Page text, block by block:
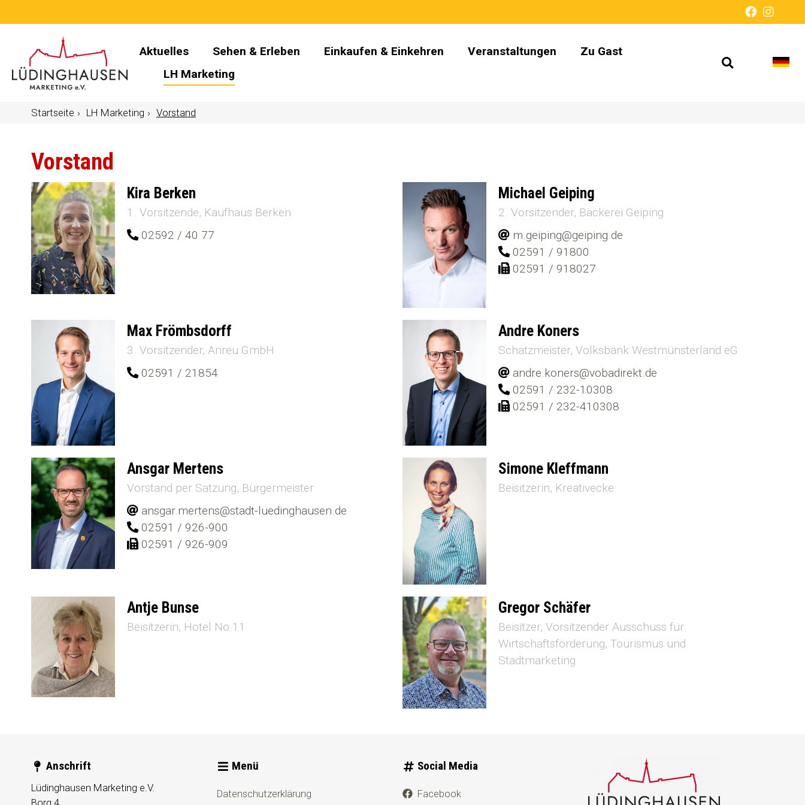
Suche
Aktuelles Sehen & Erleben Einkaufen & Einkehren Veranstaltungen
Zu Gast
LH Marketing
Startseite LH Marketing Vorstand
Vorstand
Kira Berken
1. Vorsitzende Kaufhaus Berken
02592 / 40 77
Michael Geiping
2. Vorsitzender Bäckerei Geiping
m.geiping@geiping.de
02591 / 91800
02591 / 918027
Max Frömbsdorff
3. Vorsitzender Anreu GmbH
02591 / 21854
Andre Koners
Schatzmeister Volksbank Westmünsterland eG
andre.koners@vobadirekt.de
02591 / 232-10308
02591 / 232-410308
Ansgar Mertens
Vorstand per Satzung Bürgermeister
ansgar.mertens@stadt-luedinghausen.de
02591 / 926-900
02591 / 926-909
Simone Kleffmann
Beisitzerin Kreativecke
Antje Bunse
Beisitzerin Hotel No.11
Gregor Schäfer
Beisitzer Vorsitzender Ausschuss für
Wirtschaftsförderung, Tourismus und
Stadtmarketing
Anschrift
Lüdinghausen Marketing e.V.
Borg 4
Menü
Datenschutzerklärung
Social Media
Facebook